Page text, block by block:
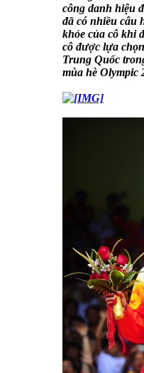
công danh hiệu
đã có nhiều câu
khỏe của cô khi
cô được lựa
Trung Quốc
mùa hè Olympic